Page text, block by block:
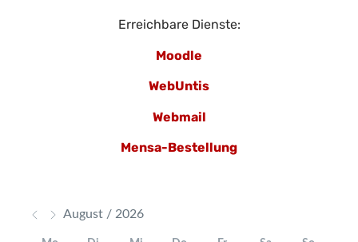
Erreichbare Dienste:
Moodle
WebUntis
Webmail
Mensa-Bestellung